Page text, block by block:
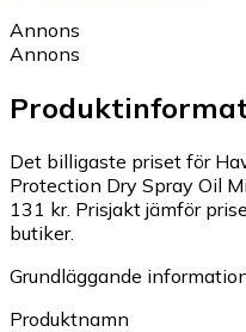
Annons
Annons
Det billigaste priset för
Protection Dry Spray Oil
131 kr. Prisjakt jämför
butiker.
Grundläggande
Produktnamn